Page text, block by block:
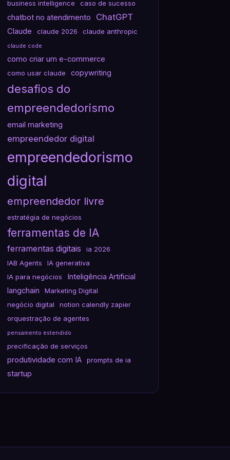
business intelligence caso de sucesso
chatbot no atendimento ChatGPT
Claude claude 2026 claude anthropic
claude code
como criar um e-commerce
como usar claude copywriting
desafios do
empreendedorismo
email marketing
empreendedor digital
empreendedorismo
digital
empreendedor livre
estratégia de negócios
ferramentas de IA
ferramentas digitais
ia 2026
IAB Agents
IA generativa
IA para negócios
Inteligência Artificial
langchain
Marketing Digital
negócio digital
notion calendly zapier
orquestração de agentes
pensamento estendido
precificação de serviços
produtividade com IA prompts de ia
startup